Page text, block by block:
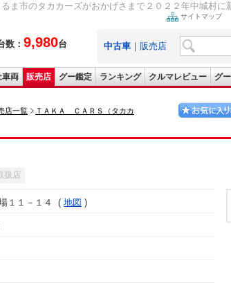
市のタカカーズがおかげさまで２０２２年中城村
数： 9,980台
サイトマップ
中古車 ｜ 販売店
車両 販売店 グー鑑定 ランキング クルマレビュー グ
店一覧
ＴＡＫＡ ＣＡＲＳ（タカカ
扱店
１１－１４ 地図